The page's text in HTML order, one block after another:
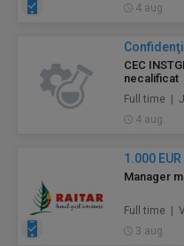
4 aug.
CEC
necalificat
4 aug.
1.000 EUR
Manager
3 aug.